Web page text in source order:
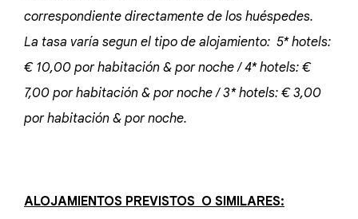
correspondiente directamente de los huéspedes.
La tasa varía segun el tipo de alojamiento: 5* hotels:
€ 10,00 por habitación & por noche / 4* hotels: €
7,00 por habitación & por noche / 3* hotels: € 3,00
por habitación & por noche.
ALOJAMIENTOS PREVISTOS O SIMILARES: